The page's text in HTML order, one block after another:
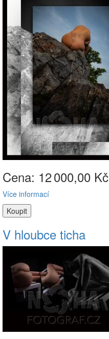
Cena: 12000,00 Kč
Více informací
V hloubce ticha